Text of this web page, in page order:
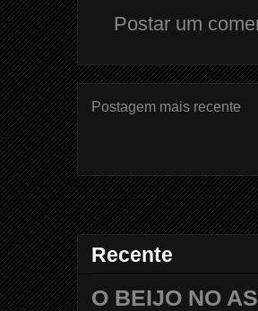
Postar um
Postagem mais recente
Recente
O BEIJO NO